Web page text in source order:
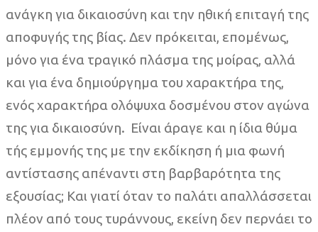
ανάγκη για δικαιοσύνη και την ηθική επιταγή της
αποφυγής της βίας. Δεν πρόκειται, επομένως,
μόνο για ένα τραγικό πλάσμα της μοίρας, αλλά
και για ένα δημιούργημα του χαρακτήρα της,
ενός χαρακτήρα ολόψυχα δοσμένου στον αγώνα
της για δικαιοσύνη. Είναι άραγε και η ίδια θύμα
τής εμμονής της με την εκδίκηση ή μια φωνή
αντίστασης απέναντι στη βαρβαρότητα της
εξουσίας; Και γιατί όταν το παλάτι απαλλάσσεται
πλέον από τους τυράννους, εκείνη δεν περνάει το